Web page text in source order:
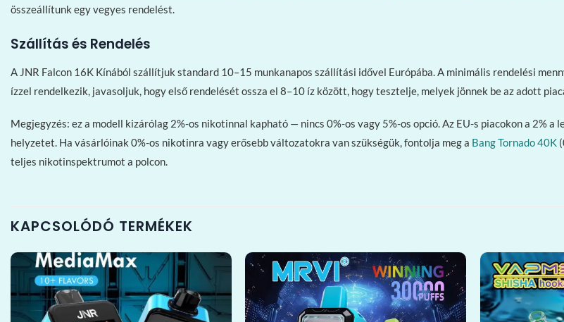
összeállítunk egy vegyes rendelést.
Szállítás és Rendelés
A JNR Falcon 16K Kínából szállítjuk standard 10–15 munkanapos szállítási idővel Európába. A minimális rendelési
ízzel rendelkezik, javasoljuk, hogy első rendelését ossza el 8–10 íz között, hogy tesztelje, melyek jönnek be az adott
Megjegyzés: ez a modell kizárólag 2%-os nikotinnal kapható — nincs 0%-os vagy 5%-os opció. Az EU-s piacokon a 2%
helyzetet. Ha vásárlóinak 0%-os nikotinra vagy erősebb változatokra van szükségük, fontolja meg a Bang Tornado 40K
teljes nikotinspektrumot a polcon.
KAPCSOLÓDÓ TERMÉKEK